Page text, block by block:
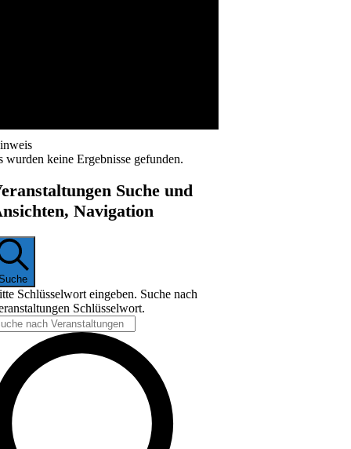
wurden keine Ergebnisse gefunden.
Suche und
Navigation
Schlüsselwort eingeben. Suche nach
Schlüsselwort.